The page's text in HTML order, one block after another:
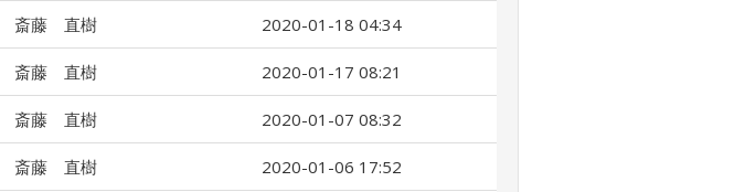
斎藤 直樹 2020-01-18 04:34
斎藤 直樹 2020-01-17 08:21
斎藤 直樹 2020-01-07 08:32
斎藤 直樹 2020-01-06 17:52